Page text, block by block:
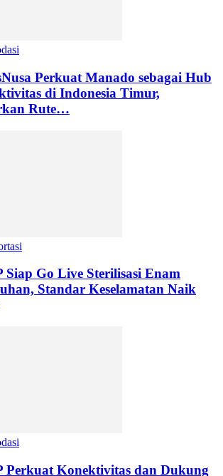
Perkuat Manado sebagai Hub
di Indonesia Timur,
Rute…
Siap Go Live Sterilisasi Enam
Standar Keselamatan Naik
Perkuat Konektivitas dan Dukung